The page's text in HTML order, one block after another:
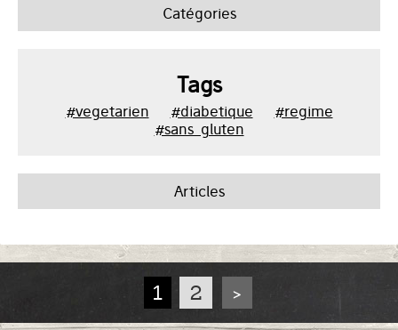
Catégories
Tags
#vegetarien #diabetique
#regime
#sans_gluten
Articles
1 2 >